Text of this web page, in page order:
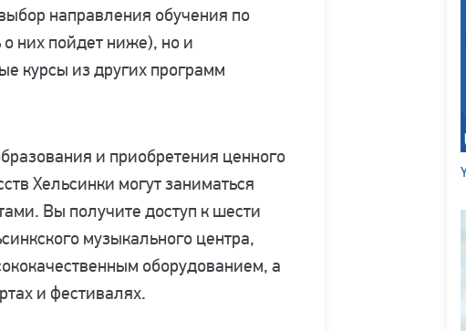
направления обучения по
них пойдет ниже), но и
курсы из других программ
и приобретения ценного
Хельсинки могут заниматься
Вы получите доступ к шести
музыкального центра,
оборудованием, а
и фестивалях.